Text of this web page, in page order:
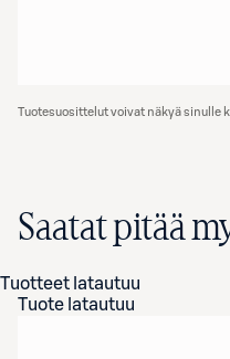
Tuotesuosittelut voivat näkyä sinulle
Saatat pitää
Tuotteet latautuu
Tuote latautuu